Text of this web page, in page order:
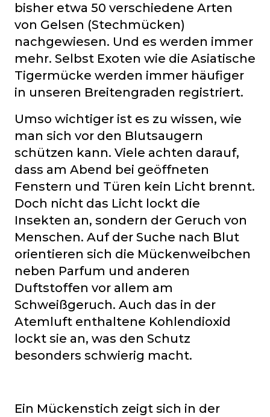
bisher etwa 50 verschiedene Arten
von Gelsen (Stechmücken)
nachgewiesen. Und es werden immer
mehr. Selbst Exoten wie die Asiatische
Tigermücke werden immer häufiger
in unseren Breitengraden registriert.
Umso wichtiger ist es zu wissen, wie
man sich vor den Blutsaugern
schützen kann. Viele achten darauf,
dass am Abend bei geöffneten
Fenstern und Türen kein Licht brennt.
Doch nicht das Licht lockt die
Insekten an, sondern der Geruch von
Menschen. Auf der Suche nach Blut
orientieren sich die Mückenweibchen
neben Parfum und anderen
Duftstoffen vor allem am
Schweißgeruch. Auch das in der
Atemluft enthaltene Kohlendioxid
lockt sie an, was den Schutz
besonders schwierig macht.
Ein Mückenstich zeigt sich in der